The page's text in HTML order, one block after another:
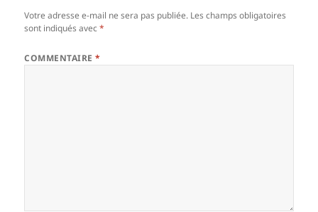
Votre adresse e-mail ne sera pas publiée. Les champs obligatoires
sont indiqués avec*
COMMENTAIRE*